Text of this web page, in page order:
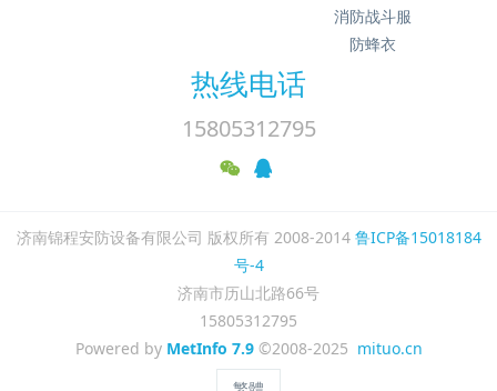
消防战斗服
防蜂衣
热线电话
15805312795
济南锦程安防设备有限公司 版权所有 2008-2014 鲁ICP备15018184
号-4
济南市历山北路66号
15805312795
Powered by MetInfo 7.9©2008-2025 mituo.cn